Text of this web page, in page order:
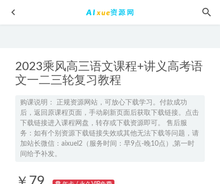
2023乘风高三语文课程+讲义高考语
文一二三轮复习教程
购课说明： 正规资源网站，可放心下载学习。付款成功
后，返回原课程页面，手动刷新页面后获取下载链接。点击
下载链接进入课程网盘，转存或下载资源即可。 售后服
务：如有个别资源下载链接失效或其他无法下载等问题，请
加站长微信：aixuel2（服务时间：早9点-晚10点）,第一时
间给予补发。
2024何连伟高三物理a教程24年何连伟高考物理一轮复习(暑
假班+秋季班） 2024-01-23
2025谢一凡高一生物暑假班网课教程 2024-07-21
恋爱情感/职场交往/心理学/健康养生等网课教程更新